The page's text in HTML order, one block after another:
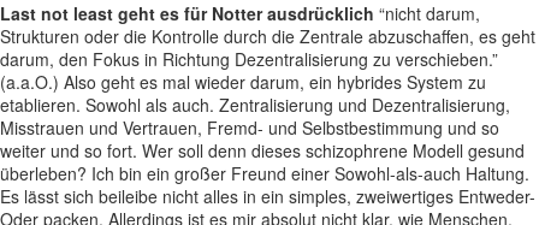
Last not least geht es für Notter ausdrücklich “nicht darum,
Strukturen oder die Kontrolle durch die Zentrale abzuschaffen, es geht
darum, den Fokus in Richtung Dezentralisierung zu verschieben.”
(a.a.O.) Also geht es mal wieder darum, ein hybrides System zu
etablieren. Sowohl als auch. Zentralisierung und Dezentralisierung,
Misstrauen und Vertrauen, Fremd- und Selbstbestimmung und so
weiter und so fort. Wer soll denn dieses schizophrene Modell gesund
überleben? Ich bin ein großer Freund einer Sowohl-als-auch Haltung.
Es lässt sich beileibe nicht alles in ein simples, zweiwertiges Entweder-
Oder packen. Allerdings ist es mir absolut nicht klar, wie Menschen,